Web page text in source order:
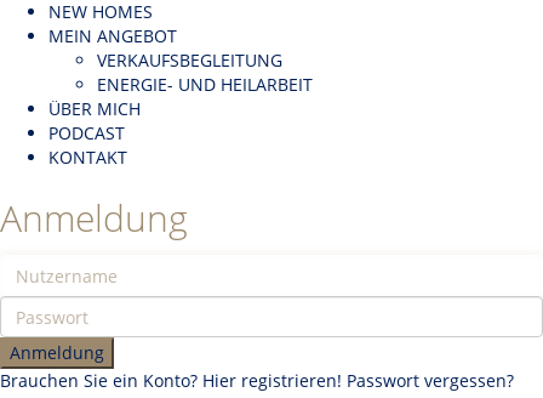
NEW HOMES
MEIN ANGEBOT
VERKAUFSBEGLEITUNG
ENERGIE- UND HEILARBEIT
ÜBER MICH
PODCAST
KONTAKT
Anmeldung
Anmeldung
Brauchen Sie ein Konto? Hier registrieren! Passwort vergessen?